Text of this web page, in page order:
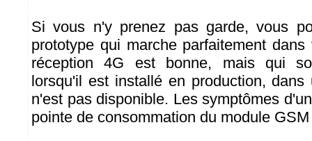
Si vous n'y prenez pas garde, vous
prototype qui marche parfaitement
réception 4G est bonne, mais qui
lorsqu'il est installé en production,
n'est pas disponible. Les symptômes
pointe de consommation du module